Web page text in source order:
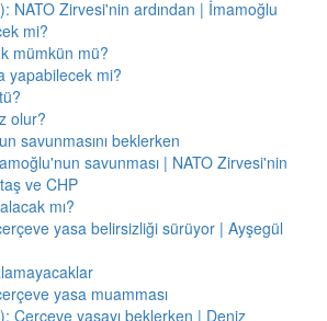
NATO Zirvesi'nin ardından | İmamoğlu
mi?
mümkün mü?
yapabilecek mi?
olur?
savunmasını beklerken
savunması | NATO Zirvesi'nin
ve CHP
mı?
yasa belirsizliği sürüyor | Ayşegül
yasa muamması
Çerçeve yasayı beklerken | Deniz